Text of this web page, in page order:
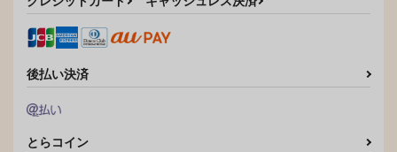
後払い決済
とらコイン